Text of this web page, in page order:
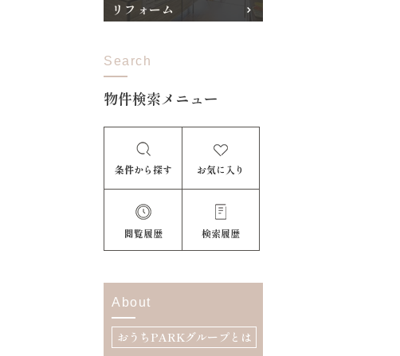
リフォーム
Search
物件検索メニュー
条件から探す お気に入り
閲覧履歴 検索履歴
About
おうちPARKグループとは